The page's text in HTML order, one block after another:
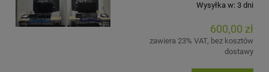
Wysyłka w: 3 dni
600,00 zł
zawiera 23% VAT, bez kosztów
dostawy